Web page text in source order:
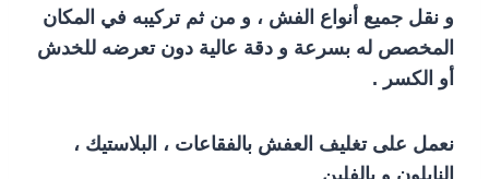
و نقل جميع أنواع الفش ، و من ثم تركيبه في المكان
المخصص له بسرعة و دقة عالية دون تعرضه للخدش
أو الكسر .
نعمل على تغليف العفش بالفقاعات ، البلاستيك ،